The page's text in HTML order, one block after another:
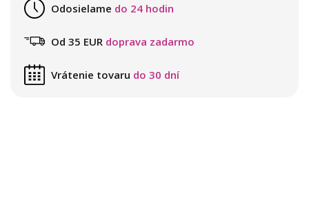
Odosielame do 24 hodin
Od 35 EUR doprava zadarmo
Vrátenie tovaru do 30 dní